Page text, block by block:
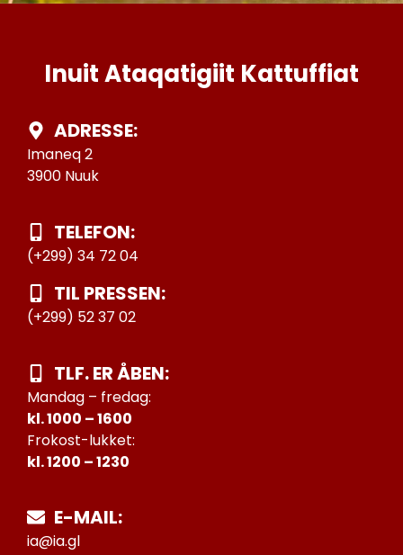
Inuit Ataqatigiit Kattuffiat
ADRESSE:
Imaneq 2
3900 Nuuk
TELEFON:
(+299) 34 72 04
TIL PRESSEN:
(+299) 52 37 02
TLF. ER ÅBEN:
Mandag – fredag:
kl. 1000 – 1600
Frokost-lukket:
kl. 1200 – 1230
E-MAIL:
ia@ia.gl